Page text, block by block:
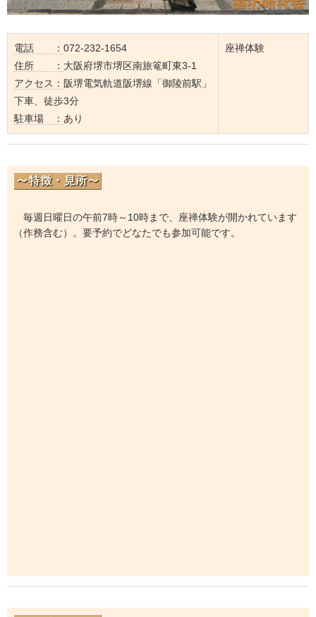
電話 ： 072-232-1654
住所 ： 大阪府堺市堺区南旅篭町東3-1
アクセス： 阪堺電気軌道阪堺線「御陵前駅」
下車、徒歩3分
駐車場 ： あり
座禅体験
毎週日曜日の午前7時～10時まで、座禅体験が開かれています
（作務含む）。要予約でどなたでも参加可能です。